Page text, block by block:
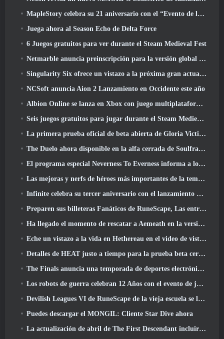
MapleStory celebra su 21 aniversario con el “Evento de la Universidad Maple”
Juega ahora al Season Echo de Delta Force
6 Juegos gratuitos para ver durante el Steam Medieval Fest
Netmarble anuncia preinscripción para la versión global del MMORPG de ciencia ficción RF Online Next
Singularity Six ofrece un vistazo a la próxima gran actualización de Palia The Royal Highlands
NCSoft anuncia Aion 2 Lanzamiento en Occidente este año
Albion Online se lanza en Xbox con juego multiplataforma completo
Seis juegos gratuitos para jugar durante el Steam Medieval Fest
La primera prueba oficial de beta abierta de Gloria Victis comienza hoy
The Duelo ahora disponible en la alfa cerrada de Soulframe
El programa especial Neverness To Everness informa a los jugadores qué esperar en los lanzamientos
Las mejoras y nerfs de héroes más importantes de la temporada 7.5
Infinite celebra su tercer aniversario con el lanzamiento de Lunaria SS12 hoy
Preparen sus billeteras Fanáticos de RuneScape, Las entradas para RuneFest están a punto de salir a la venta
Ha llegado el momento de rescatar a Aemeath en la versión de Wuthering Waves 3.3 Actualizar
Eche un vistazo a la vida en Hethereau en el video de vista previa del juego de lanzamiento de Neverness To Everness
Detalles de HEAT justo a tiempo para la prueba beta cerrada
The Finals anuncia una temporada de deportes electrónicos de 200.000 dólares
Los robots de guerra celebran 12 Años con el evento de juegos robóticos marcianos
Devilish Leagues VI de RuneScape de la vieja escuela se lanza hoy
Puedes descargar el MONGIL: Cliente Star Dive ahora
La actualización de abril de The First Descendant incluirá la versión Beta del nuevo contenido del juego final